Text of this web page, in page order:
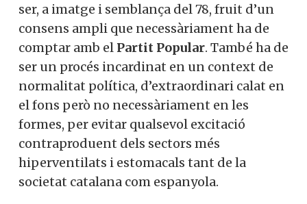
ser, a imatge i semblança del 78, fruit d’un
consens ampli que necessàriament ha de
comptar amb el Partit Popular. També ha de
ser un procés incardinat en un context de
normalitat política, d’extraordinari calat en
el fons però no necessàriament en les
formes, per evitar qualsevol excitació
contraproduent dels sectors més
hiperventilats i estomacals tant de la
societat catalana com espanyola.